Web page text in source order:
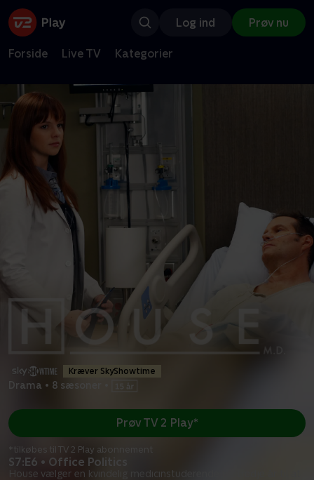
Log ind Prøv nu
Forside Live TV Kategorier
Kræver SkyShowtime
Drama • 8 sæsoner
S7:E6 • Office Politics
House vælger en kvindelig medicinstuderende på tredje år til at
Prøv TV 2 Play*
*tilkøbes til TV 2 Play abonnement